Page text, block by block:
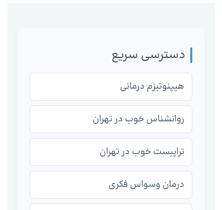
دسترسی سریع
هیپنوتیزم درمانی
روانشناس خوب در تهران
تراپیست خوب در تهران
درمان وسواس فکری